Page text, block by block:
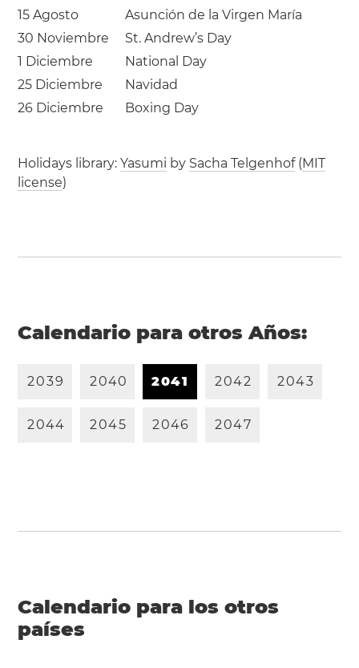
15 Agosto
Asunción de la Virgen María
30 Noviembre
St. Andrew’s Day
1 Diciembre
National Day
25 Diciembre
Navidad
26 Diciembre
Boxing Day
Holidays library:Yasumi by Sacha Telgenhof(MIT
license)
Calendario para otros Años:
2039 2040 2041 2042 2043
2044 2045 2046 2047
Calendario para los otros
países